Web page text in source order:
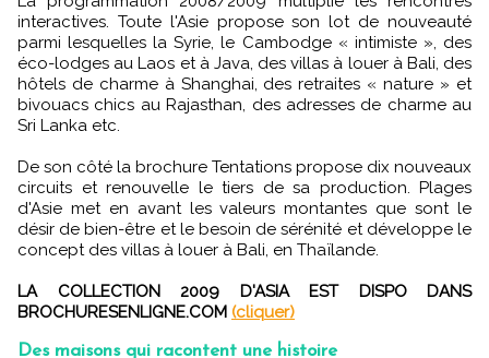
interactives. Toute l'Asie propose son lot de nouveauté
parmi lesquelles la Syrie, le Cambodge « intimiste », des
éco-lodges au Laos et à Java, des villas à louer à Bali, des
hôtels de charme à Shanghai, des retraites « nature » et
bivouacs chics au Rajasthan, des adresses de charme au
Sri Lanka etc.
De son côté la brochure Tentations propose dix nouveaux
circuits et renouvelle le tiers de sa production. Plages
d'Asie met en avant les valeurs montantes que sont le
désir de bien-être et le besoin de sérénité et développe le
concept des villas à louer à Bali, en Thaïlande.
LA COLLECTION 2009 D'ASIA EST DISPO DANS
BROCHURESENLIGNE.COM (cliquer)
Des maisons qui racontent une histoire